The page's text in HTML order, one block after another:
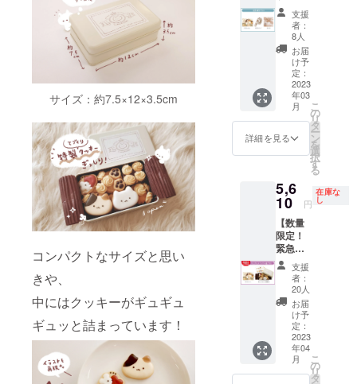
サイズ：約7.5×12×3.5cm
コンパクトなサイズと思い
きや、
中にはクッキーがギュギュ
ギュッと詰まっています！
記入後
の宛名
変更は
不可と
なって
おりま
す。 画
像はイ
メージ
です。
金額に
）と送
料770円
を含ん
でおり
ます
料770円
を含ん
でおり
ます
・サン
キュー
レター
・マス
キング
テープ
・ハン
カチ 画
像はイ
メージ
です。
金額に
は消費
（10%
）と送
料550円
を含ん
でおり
ます
支援
者：
8人
お届
け予
定：
2023
年03
月
詳細を見る
こ
の
リ
タ
ー
ン
を
選
択
す
る
5,6
10 円
在庫な
し
【数量
限定！
緊急追
加】
【ねこ
ぶとん
クッ
キー缶
プラ
ン】 ・
サン
キュー
レター
支援
者：
20人
お届
け予
定：
2023
年04
月
こ
の
リ
タ